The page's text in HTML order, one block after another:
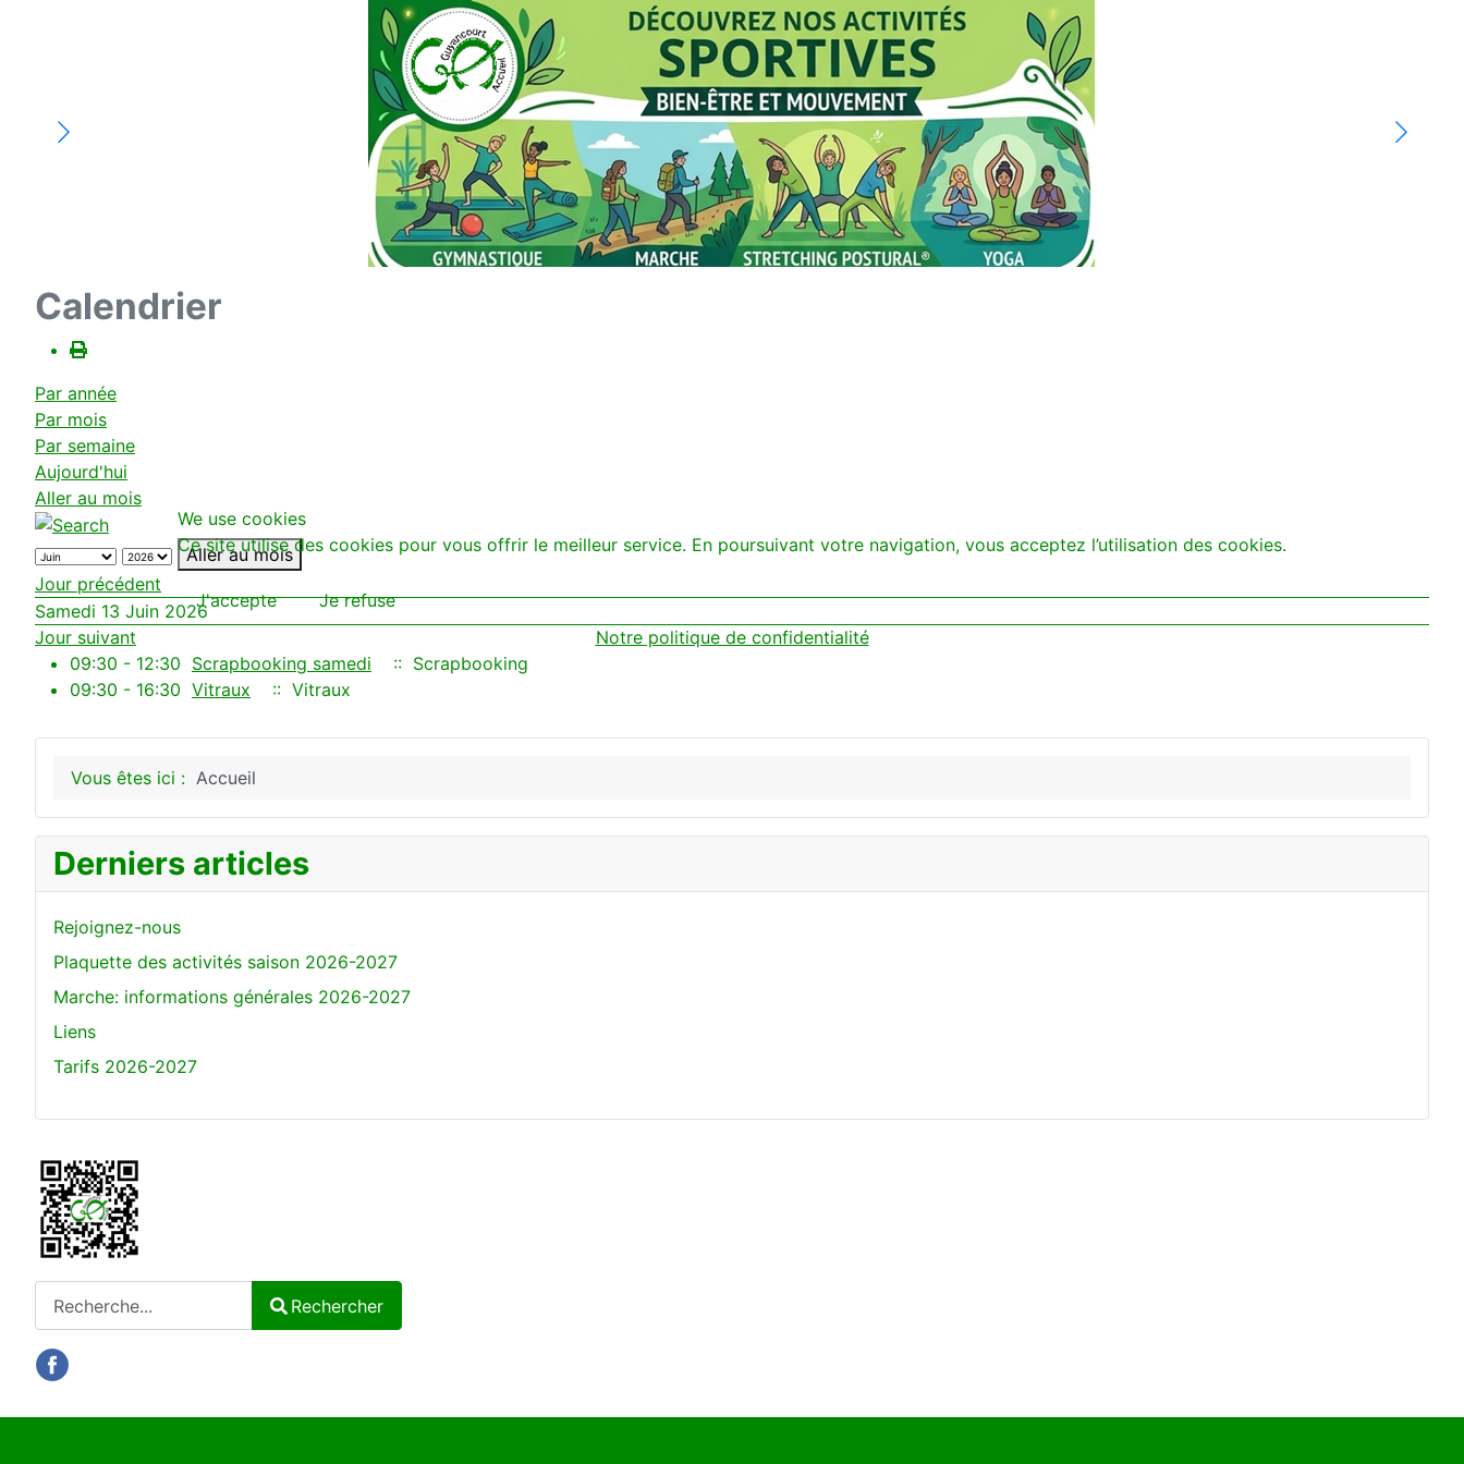
Rechercher
Calendrier
Par année
Par mois
Par semaine
Aujourd'hui
Aller au mois
Aller au mois
Jour précédent
Samedi 13 Juin 2026
Jour suivant
09:30 - 12:30 Scrapbooking samedi
:: Scrapbooking
09:30 - 16:30 Vitraux :: Vitraux
Vous êtes ici : Accueil
Derniers articles
Rejoignez-nous
Plaquette des activités saison 2026-2027
Marche: informations générales 2026-2027
Liens
Tarifs 2026-2027
We use cookies
Ce site utilise des cookies pour vous offrir le meilleur service. En poursuivant votre navigation, vous acceptez l’utilisation des cookies.
J'accepte
Je refuse
Notre politique de confidentialité